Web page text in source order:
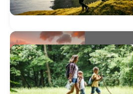
Une merveilleuse